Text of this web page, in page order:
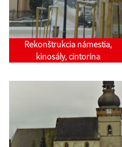
Rekonštrukcia námestia,
kinosály, cintorína